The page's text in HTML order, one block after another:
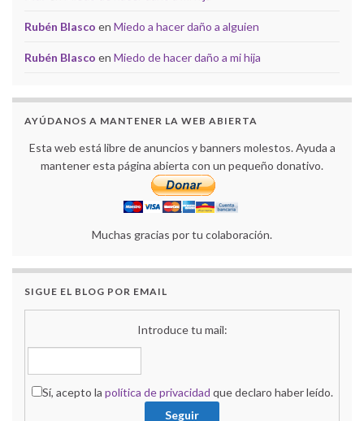
Rubén Blasco en Miedo a hacer daño a alguien
Rubén Blasco en Miedo de hacer daño a mi hija
AYÚDANOS A MANTENER LA WEB ABIERTA
Esta web está libre de anuncios y banners molestos. Ayuda a
mantener esta página abierta con un pequeño donativo.
Muchas gracias por tu colaboración.
SIGUE EL BLOG POR EMAIL
Introduce tu mail:
Sí, acepto la política de privacidad que declaro haber leído.